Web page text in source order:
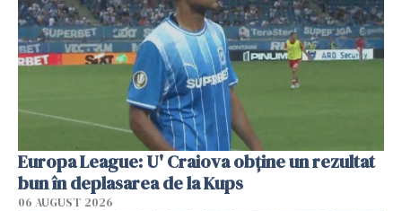
Europa League: U' Craiova obține un rezultat
bun în deplasarea de la Kups
06 AUGUST 2026